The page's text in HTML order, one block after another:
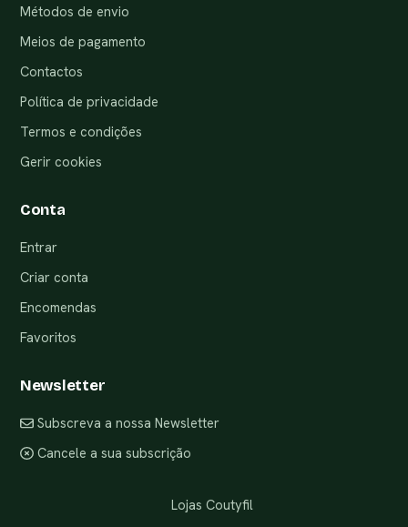
Métodos de envio
Meios de pagamento
Contactos
Política de privacidade
Termos e condições
Gerir cookies
Conta
Entrar
Criar conta
Encomendas
Favoritos
Newsletter
Subscreva a nossa Newsletter
Cancele a sua subscrição
Lojas Coutyfil